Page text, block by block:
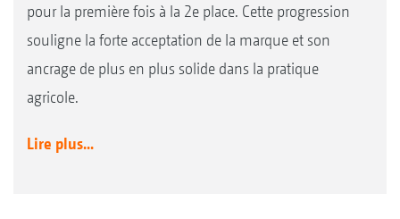
pour la première fois à la 2e place. Cette progression
souligne la forte acceptation de la marque et son
ancrage de plus en plus solide dans la pratique
agricole.
Lire plus...